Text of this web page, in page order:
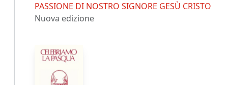
PASSIONE DI NOSTRO SIGNORE GESÙ CRISTO
Nuova edizione